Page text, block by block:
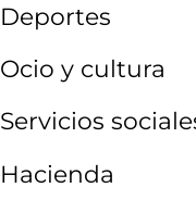
Deportes
Ocio y cultura
Servicios
Hacienda